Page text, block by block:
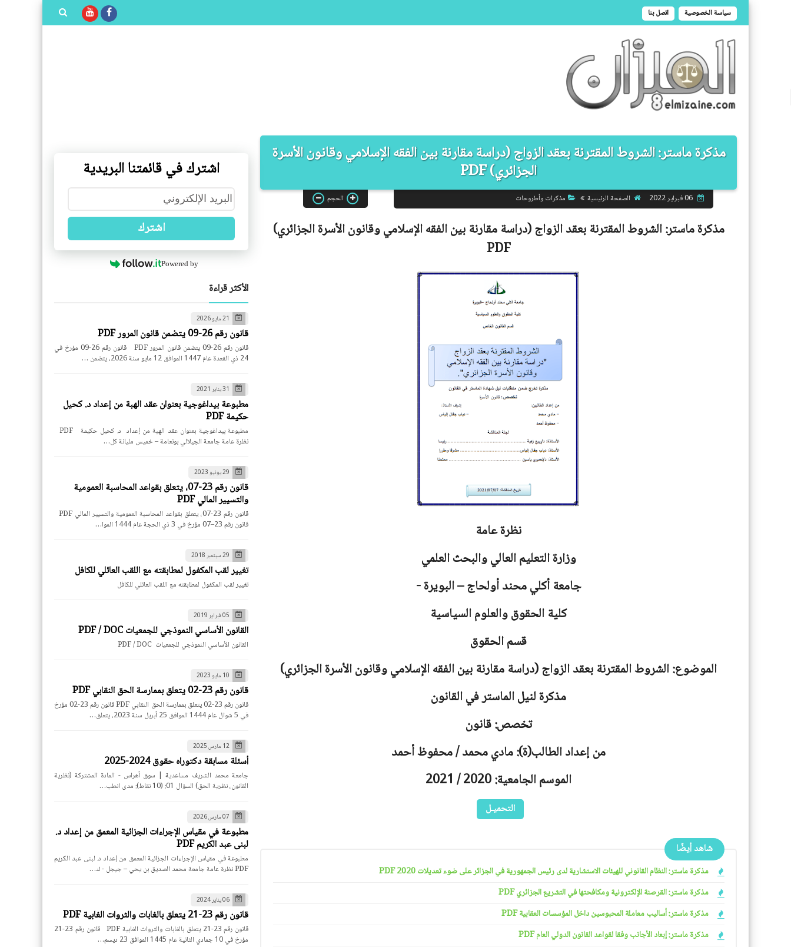
سياسة الخصوصية اتصل بنا
مذكرة ماستر: الشروط المقترنة بعقد الزواج (دراسة مقارنة بين الفقه الإسلامي وقانون الأسرة
الجزائري) PDF
06 فبراير 2022 الصفحة الرئيسية مذكرات وأطروحات الحجم
مذكرة ماستر:الشروط المقترنة بعقد الزواج (دراسة مقارنة بين الفقه الإسلامي وقانون الأسرة الجزائري)
PDF
نظرة عامة
وزارة التعليم العالي والبحث العلمي
جامعةأكلي محند أولحاج – البويرة -
كلية الحقوق والعلوم السياسية
قسم الحقوق
الموضوع: الشروط المقترنة بعقد الزواج (دراسة مقارنة بين الفقه الإسلامي وقانون الأسرة الجزائري)
مذكرة لنيل الماستر في القانون
تخصص: قانون
من إعداد الطالب(ة): مادي محمد / محفوظ أحمد
الموسم الجامعية: 2020 / 2021
التحميـل
شاهد أيضًا
مذكرة ماستر: النظام القانوني للهيئات الاستشارية لدى رئيس الجمهورية في الجزائر على ضوء تعديلات 2020 PDF
مذكرة ماستر: القرصنة الإلكترونية ومكافحتها في التشريع الجزائري PDF
مذكرة ماستر: أساليب معاملة المحبوسين داخل المؤسسات العقابية PDF
مذكرة ماستر: إبعاد الأجانب وفقا لقواعد القانون الدولي العام PDF
اشترك في قائمتنا البريدية
اشترك
Powered by
الأكثر قراءة
21 مايو 2026
قانون رقم 26-09 يتضمن قانون المرور PDF
قانون رقم 26-09 يتضمن قانون المرور PDF قانون رقم 26-09 مؤرخ في
24 ذي القعدة عام 1447 الموافق 12 مايو سنة 2026، يتضمن …
31 يناير 2021
مطبوعة بيداغوجية بعنوان عقد الهبة من إعداد د. كحيل
حكيمة PDF
نظرة عامة جامعة الجيلالي بونعامة – خميس مليانة كل…
29 يونيو 2023
قانون رقم 23-07، يتعلق بقواعد المحاسبة العمومية
والتسيير المالي PDF
قانون رقم 23–07 مؤرخ في 3 ذي الحجة عام 1444 الموا…
29 سبتمبر 2018
تغيير لقب المكفول لمطابقته مع اللقب العائلي للكافل
تغيير لقب المكفول لمطابقته مع اللقب العائلي للكافل
05 فبراير 2019
القانون الأساسي النموذجي للجمعيات PDF / DOC
القانون الأساسي النموذجي للجمعيات PDF / DOC
10 مايو 2023
قانون رقم 23-02 يتعلق بممارسة الحق النقابي PDF
قانون رقم 23-02 يتعلق بممارسة الحق النقابي PDF قانون رقم 23-02 مؤرخ
في 5 شوال عام 1444 الموافق 25 أبريل سنة 2023، يتعلق…
12 مارس 2025
أسئلة مسابقة دكتوراه حقوق 2024-2025
جامعة محمد الشريف مساعدية | سوق أهراس - المادة المشتركة (نظرية
القانون، نظرية الحق) السؤال 01: (10 نقاط): مدى انطب…
07 مارس 2026
مطبوعة في مقياس الإجراءات الجزائية المعمق من إعداد د.
لبنى عبد الكريم PDF
مطبوعة في مقياس الإجراءات الجزائية المعمق من إعداد د. لبنى عبد الكريم
PDF نظرة عامة جامعة محمد الصديق بن يحي – جيجل - ك…
06 يناير 2024
قانون رقم 23-21 يتعلق بالغابات والثروات الغابية PDF
قانون رقم 23-21 يتعلق بالغابات والثروات الغابية PDF قانون رقم 23-21
مؤرخ في 10 جمادي الثانية عام 1445 الموافق 23 ديسم…